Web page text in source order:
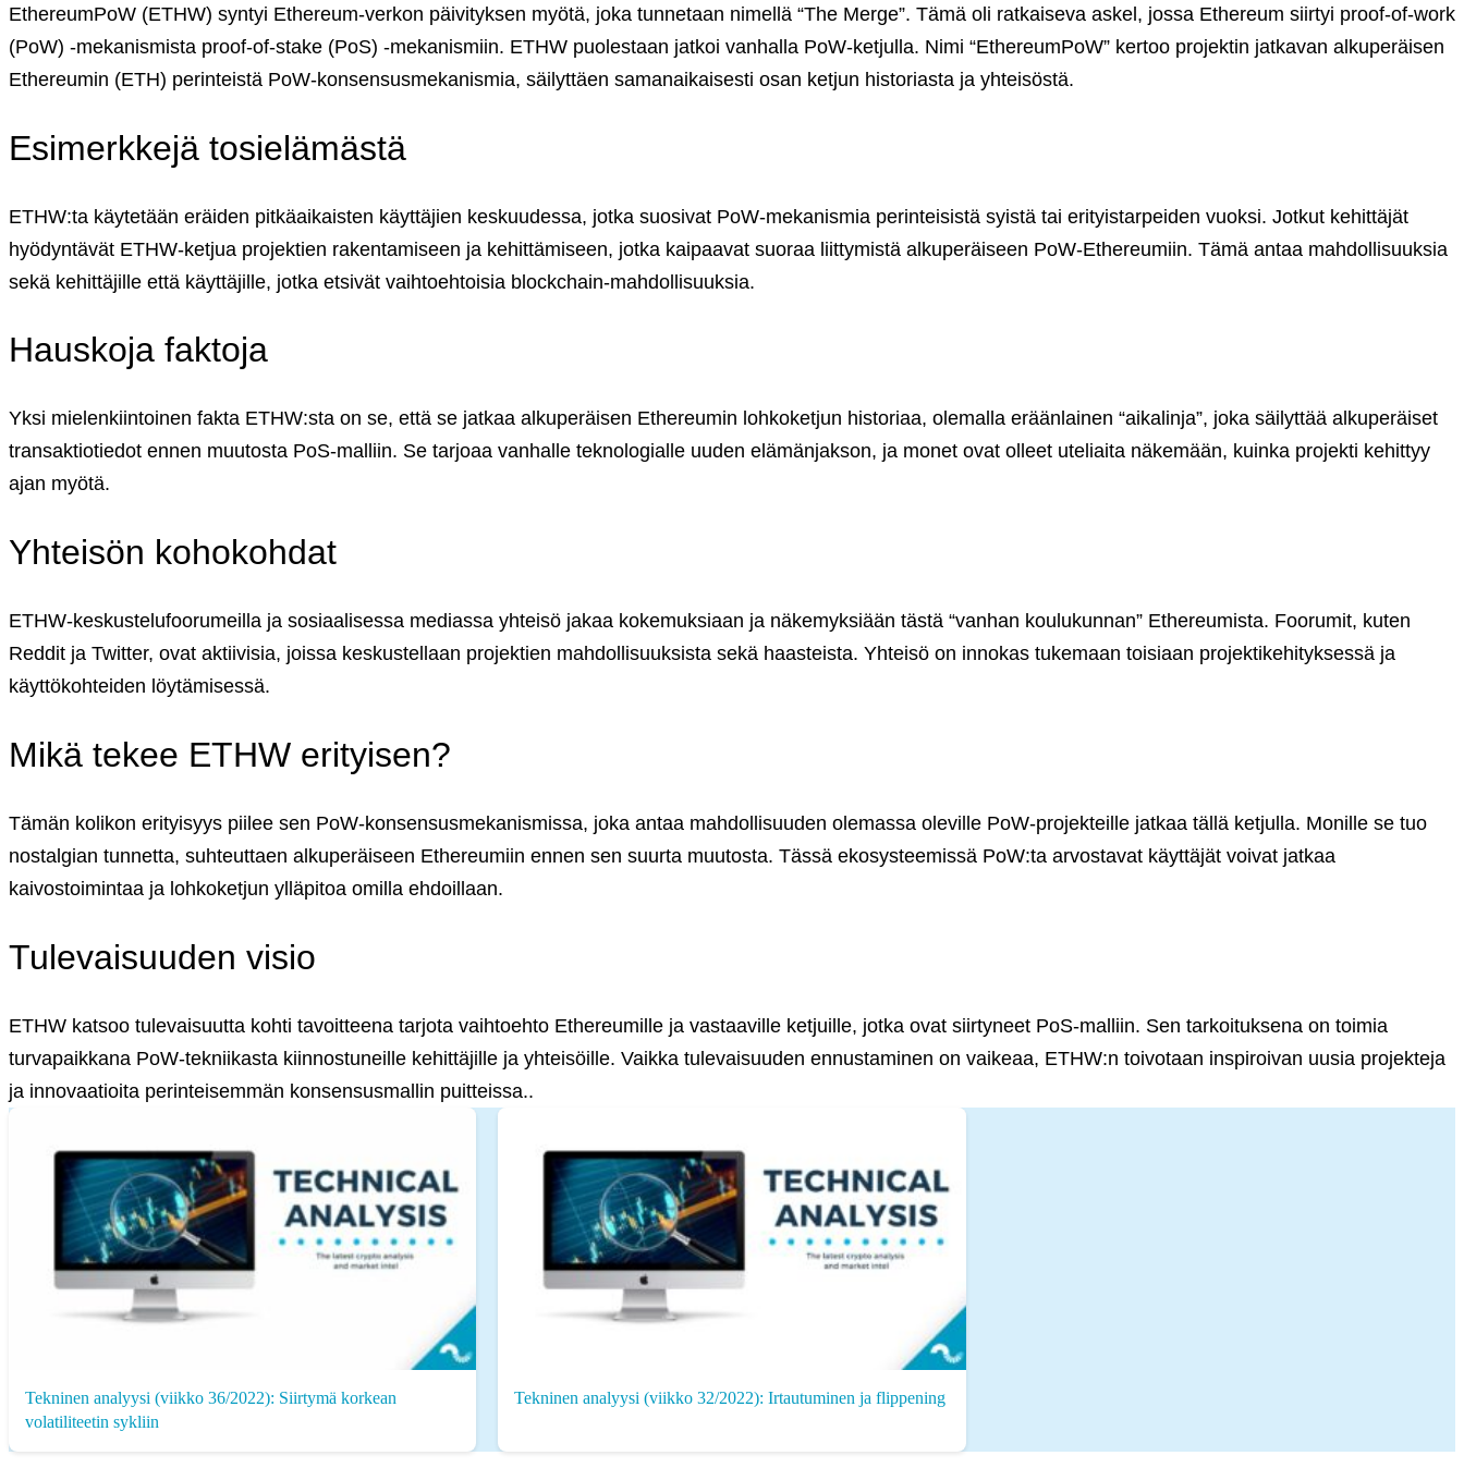
Yksityisille
Coinmotion Wealth ★
Kryptouutiset
Suomi (FI)
English (US)
Svenska (SV)
Kirjaudu sisään tilillesi
Kryptot
Yksityisille
Kryptouutiset
Ohjekeskus
Suomi (FI)
Suomi (FI)
Svenska (SV)
EthereumPoW (ETHW) syntyi Ethereum-verkon päivityksen myötä, joka tunnetaan nimellä “The Merge”. Tämä oli ratkaiseva askel, jossa Ethereum siirtyi proof-of-work
(PoW) -mekanismista proof-of-stake (PoS) -mekanismiin. ETHW puolestaan jatkoi vanhalla PoW-ketjulla. Nimi “EthereumPoW” kertoo projektin jatkavan alkuperäisen
Ethereumin (ETH) perinteistä PoW-konsensusmekanismia, säilyttäen samanaikaisesti osan ketjun historiasta ja yhteisöstä.
Esimerkkejä tosielämästä
ETHW:ta käytetään eräiden pitkäaikaisten käyttäjien keskuudessa, jotka suosivat PoW-mekanismia perinteisistä syistä tai erityistarpeiden vuoksi. Jotkut kehittäjät
hyödyntävät ETHW-ketjua projektien rakentamiseen ja kehittämiseen, jotka kaipaavat suoraa liittymistä alkuperäiseen PoW-Ethereumiin. Tämä antaa mahdollisuuksia
sekä kehittäjille että käyttäjille, jotka etsivät vaihtoehtoisia blockchain-mahdollisuuksia.
Hauskoja faktoja
Yksi mielenkiintoinen fakta ETHW:sta on se, että se jatkaa alkuperäisen Ethereumin lohkoketjun historiaa, olemalla eräänlainen “aikalinja”, joka säilyttää alkuperäiset
transaktiotiedot ennen muutosta PoS-malliin. Se tarjoaa vanhalle teknologialle uuden elämänjakson, ja monet ovat olleet uteliaita näkemään, kuinka projekti kehittyy
ajan myötä.
Yhteisön kohokohdat
ETHW-keskustelufoorumeilla ja sosiaalisessa mediassa yhteisö jakaa kokemuksiaan ja näkemyksiään tästä “vanhan koulukunnan” Ethereumista. Foorumit, kuten
Reddit ja Twitter, ovat aktiivisia, joissa keskustellaan projektien mahdollisuuksista sekä haasteista. Yhteisö on innokas tukemaan toisiaan projektikehityksessä ja
käyttökohteiden löytämisessä.
Mikä tekee ETHW erityisen?
Tämän kolikon erityisyys piilee sen PoW-konsensusmekanismissa, joka antaa mahdollisuuden olemassa oleville PoW-projekteille jatkaa tällä ketjulla. Monille se tuo
nostalgian tunnetta, suhteuttaen alkuperäiseen Ethereumiin ennen sen suurta muutosta. Tässä ekosysteemissä PoW:ta arvostavat käyttäjät voivat jatkaa
kaivostoimintaa ja lohkoketjun ylläpitoa omilla ehdoillaan.
Tulevaisuuden visio
ETHW katsoo tulevaisuutta kohti tavoitteena tarjota vaihtoehto Ethereumille ja vastaaville ketjuille, jotka ovat siirtyneet PoS-malliin. Sen tarkoituksena on toimia
turvapaikkana PoW-tekniikasta kiinnostuneille kehittäjille ja yhteisöille. Vaikka tulevaisuuden ennustaminen on vaikeaa, ETHW:n toivotaan inspiroivan uusia projekteja
ja innovaatioita perinteisemmän konsensusmallin puitteissa..
Tekninen analyysi (viikko 36/2022): Siirtymä korkean
volatiliteetin sykliin
Tekninen analyysi (viikko 32/2022): Irtautuminen ja flippening